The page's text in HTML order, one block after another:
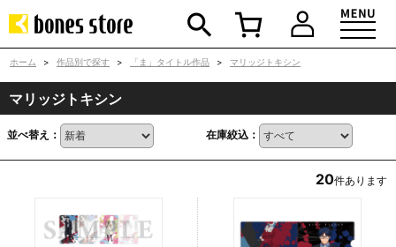
ホーム > 作品別で探す > 「ま」タイトル作品 > マリッジトキシン
マリッジトキシン
並べ替え： 在庫絞込：
20件あります